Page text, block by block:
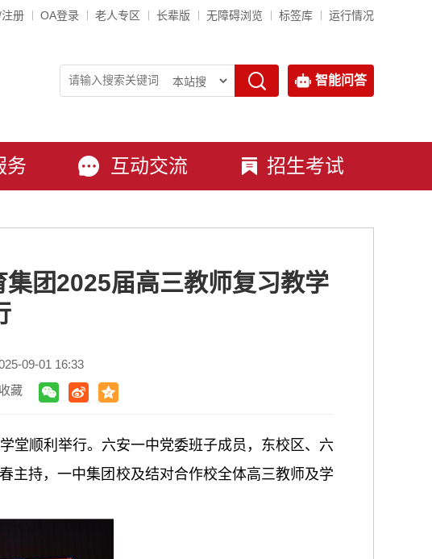
册 OA登录 老人专区 长辈版 无障碍浏览 标签库 运行情况
智能问答
务 互动交流 招生考试
团2025届高三教师复习教学
09-01 16:33
收藏
堂顺利举行。六安一中党委班子成员，东校区、六
主持，一中集团校及结对合作校全体高三教师及学